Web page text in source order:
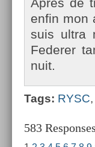
enfin mon
suis ultra
Feder­er
nuit.
Tags: RYSC,
583